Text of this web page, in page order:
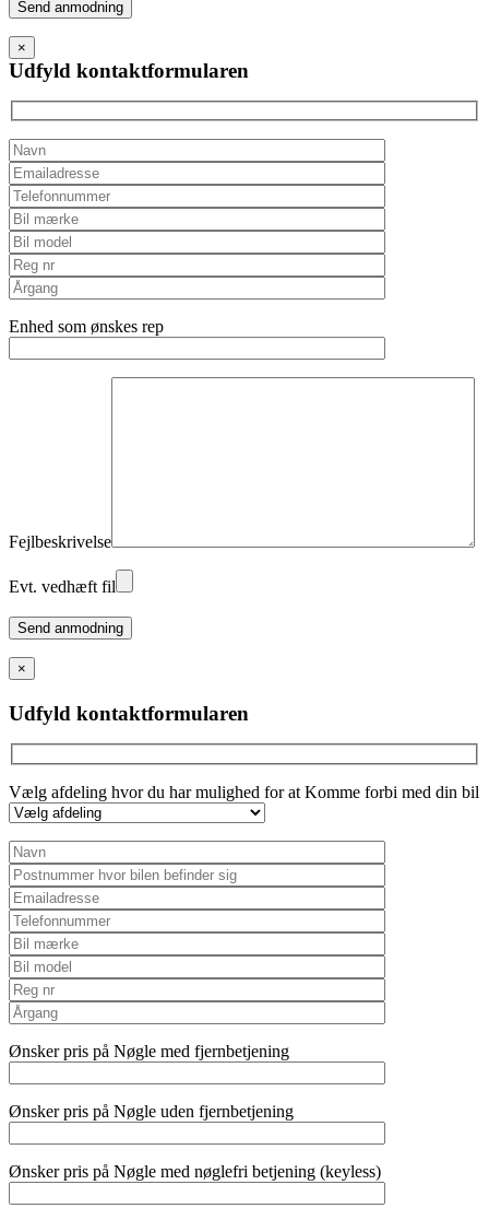
leave
this
field
empty.
×
Udfyld kontaktformularen
Enhed som ønskes rep
Fejlbeskrivelse
Evt. vedhæft fil
Please
leave
this
field
empty.
×
Udfyld kontaktformularen
Vælg afdeling hvor du har mulighed for at Komme forbi med din bil
Ønsker pris på Nøgle med fjernbetjening
Ønsker pris på Nøgle uden fjernbetjening
Ønsker pris på Nøgle med nøglefri betjening (keyless)